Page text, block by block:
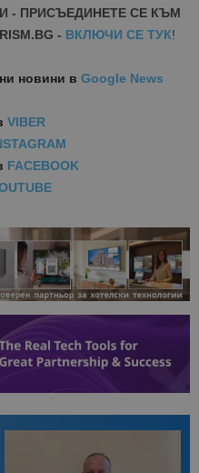
- ПРИСЪЕДИНЕТЕ СЕ КЪМ
- ВКЛЮЧИ СЕ ТУК!
новини в Google News
VIBER
FACEBOOK